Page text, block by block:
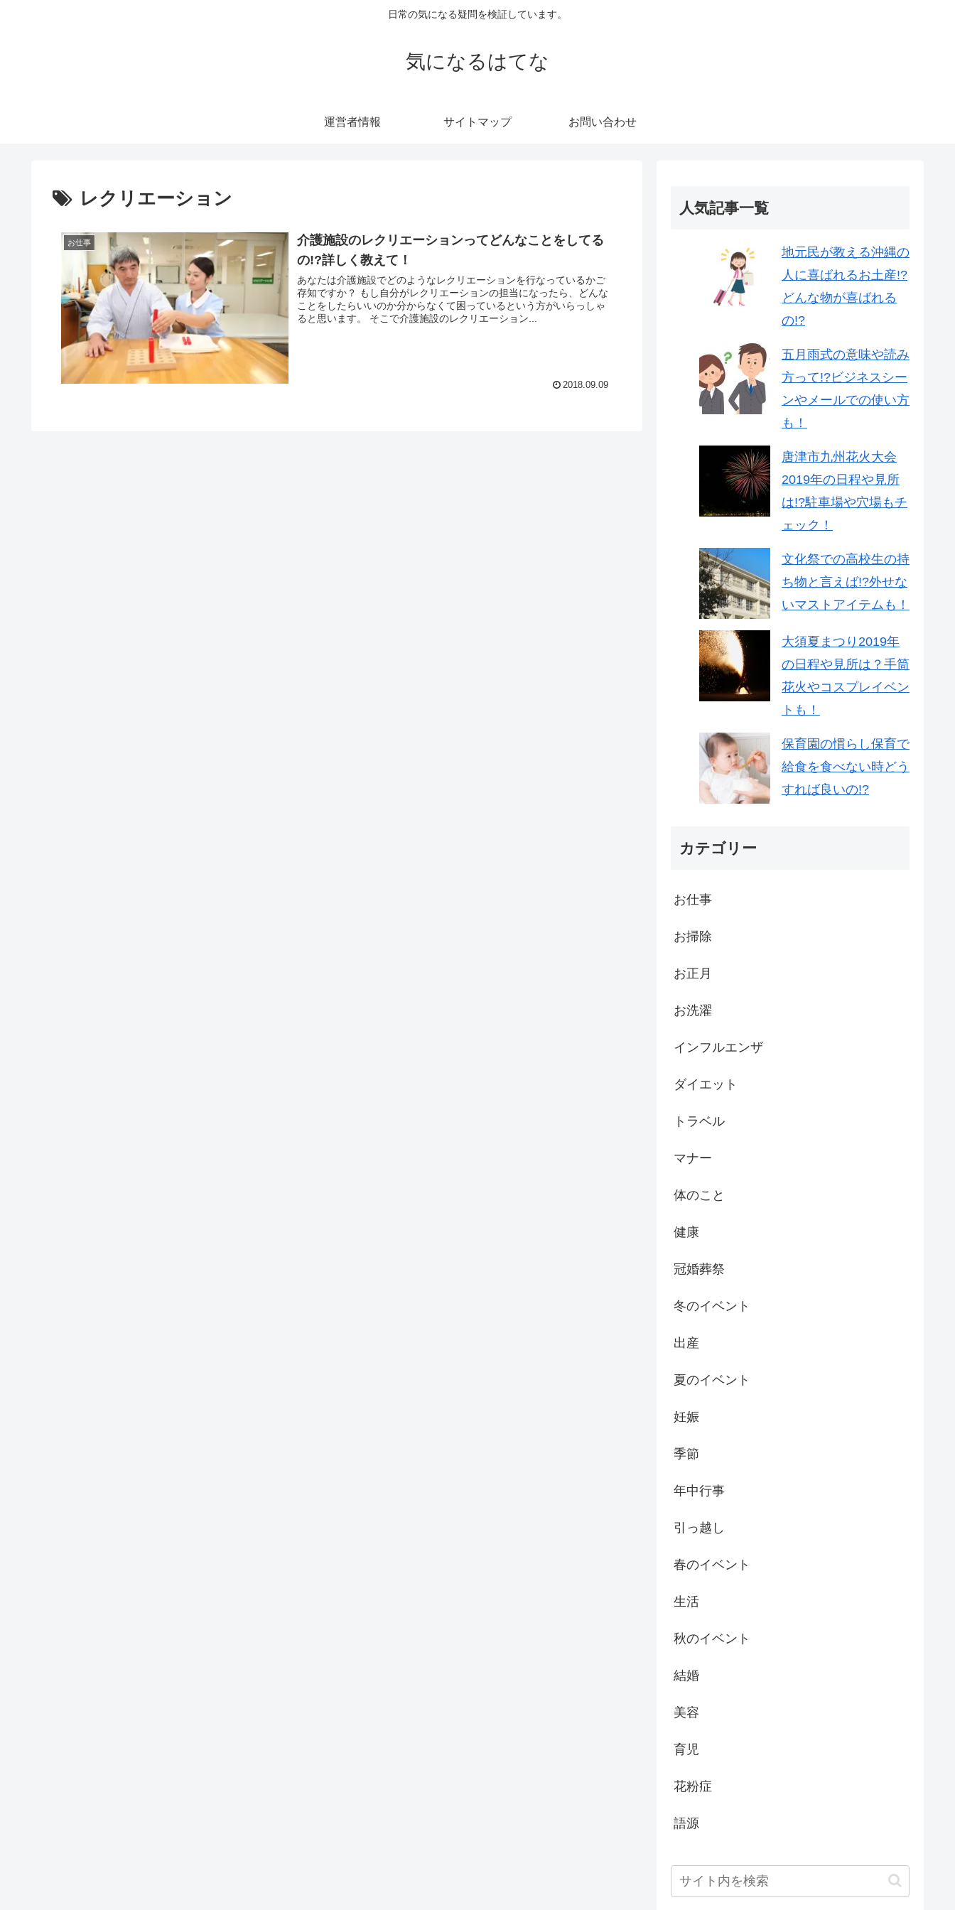
日常の気になる疑問を検証しています。
気になるはてな
運営者情報 サイトマップ お問い合わせ
レクリエーション
お仕事
介護施設のレクリエーションってどんなことをしてる
の!?詳しく教えて！
あなたは介護施設でどのようなレクリエーションを行なっているかご
存知ですか？ もし自分がレクリエーションの担当になったら、どんな
ことをしたらいいのか分からなくて困っているという方がいらっしゃ
ると思います。 そこで介護施設のレクリエーション...
2018.09.09
人気記事一覧
地元民が教える沖縄の
人に喜ばれるお土産!?
どんな物が喜ばれる
の!?
五月雨式の意味や読み
方って!?ビジネスシー
ンやメールでの使い方
も！
唐津市九州花火大会
2019年の日程や見所
は!?駐車場や穴場もチ
ェック！
文化祭での高校生の持
ち物と言えば!?外せな
いマストアイテムも！
大須夏まつり2019年
の日程や見所は？手筒
花火やコスプレイベン
トも！
保育園の慣らし保育で
給食を食べない時どう
すれば良いの!?
カテゴリー
お仕事
お掃除
お正月
お洗濯
インフルエンザ
ダイエット
トラベル
マナー
体のこと
健康
冠婚葬祭
冬のイベント
出産
夏のイベント
妊娠
季節
年中行事
引っ越し
春のイベント
生活
秋のイベント
結婚
美容
育児
花粉症
語源